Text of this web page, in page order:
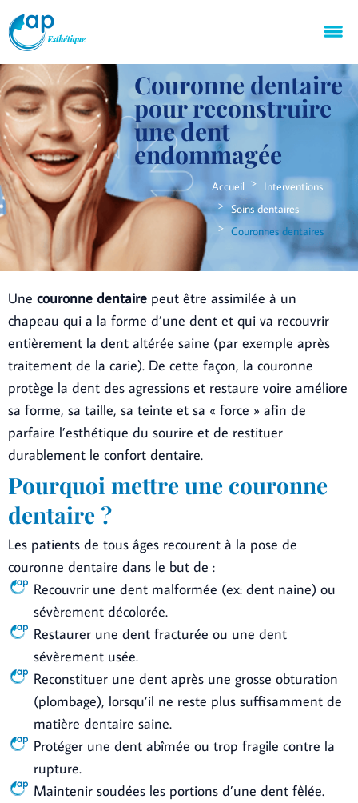
Couronne dentaire
pour reconstruire
une dent
endommagée
Accueil
Interventions
Soins dentaires
Couronnes dentaires
Une couronne dentaire peut être assimilée à un
chapeau qui a la forme d’une dent et qui va recouvrir
entièrement la dent altérée saine (par exemple après
traitement de la carie). De cette façon, la couronne
protège la dent des agressions et restaure voire améliore
sa forme, sa taille, sa teinte et sa « force » afin de
parfaire l’esthétique du sourire et de restituer
durablement le confort dentaire.
Pourquoi mettre une couronne
dentaire ?
Les patients de tous âges recourent à la pose de
couronne dentaire dans le but de :
Recouvrir une dent malformée (ex: dent naine) ou
sévèrement décolorée.
Restaurer une dent fracturée ou une dent
sévèrement usée.
Reconstituer une dent après une grosse obturation
(plombage), lorsqu’il ne reste plus suffisamment de
matière dentaire saine.
Protéger une dent abîmée ou trop fragile contre la
rupture.
Maintenir soudées les portions d’une dent fêlée.